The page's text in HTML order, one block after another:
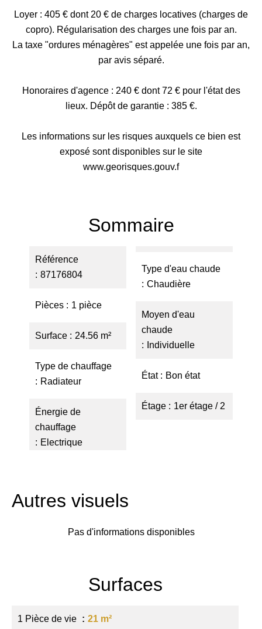
Loyer : 405 € dont 20 € de charges locatives (charges de
copro). Régularisation des charges une fois par an.
La taxe "ordures ménagères" est appelée une fois par an,
par avis séparé.
Honoraires d'agence : 240 € dont 72 € pour l'état des
lieux. Dépôt de garantie : 385 €.
Les informations sur les risques auxquels ce bien est
exposé sont disponibles sur le site
www.georisques.gouv.f
Sommaire
Référence
87176804
Pièces 1 pièce
Surface 24.56 m²
Type de chauffage
Radiateur
Énergie de
chauffage
Electrique
Type d'eau chaude
Chaudière
Moyen d'eau
chaude
Individuelle
État Bon état
Étage 1er étage / 2
Autres visuels
Pas d'informations disponibles
Surfaces
1 Pièce de vie 21 m²